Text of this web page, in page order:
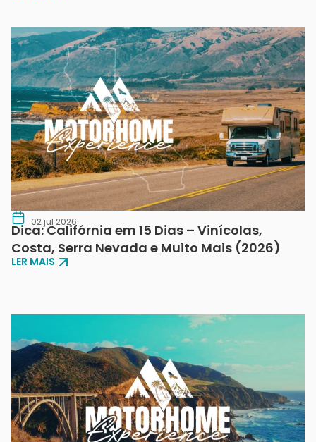
02 jul 2026
Dica: Califórnia em 15 Dias – Vinícolas,
Costa, Serra Nevada e Muito Mais (2026)
LER MAIS